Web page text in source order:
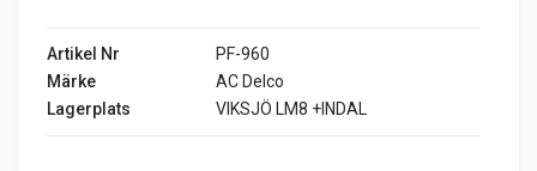
Artikel Nr
PF-960
Märke
AC Delco
Lagerplats
VIKSJÖ LM8 +INDAL